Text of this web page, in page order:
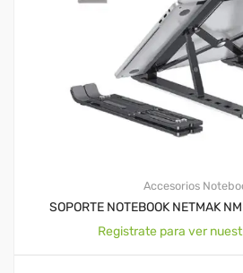
Accesorios
SOPORTE NOTEBOOK NETMAK
Registrate para ver